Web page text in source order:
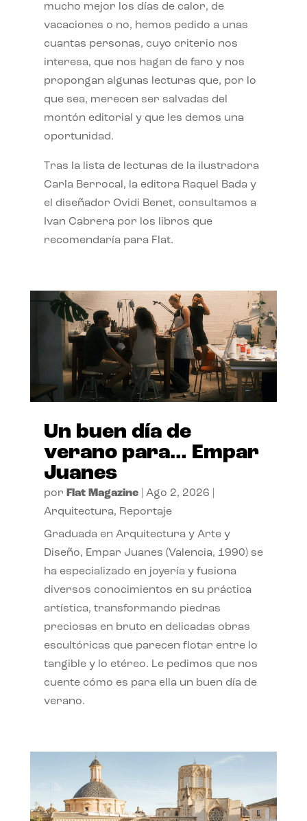
mucho mejor los días de calor, de
vacaciones o no, hemos pedido a unas
cuantas personas, cuyo criterio nos
interesa, que nos hagan de faro y nos
propongan algunas lecturas que, por lo
que sea, merecen ser salvadas del
montón editorial y que les demos una
oportunidad.
Tras la lista de lecturas de la ilustradora
Carla Berrocal, la editora Raquel Bada y
el diseñador Ovidi Benet, consultamos a
Ivan Cabrera por los libros que
recomendaría para Flat.
Un buen día de
verano para… Empar
Juanes
por Flat Magazine| Ago 2, 2026
Arquitectura, Reportaje
Graduada en Arquitectura y Arte y
Diseño, Empar Juanes (Valencia, 1990) se
ha especializado en joyería y fusiona
diversos conocimientos en su práctica
artística, transformando piedras
preciosas en bruto en delicadas obras
escultóricas que parecen flotar entre lo
tangible y lo etéreo. Le pedimos que nos
cuente cómo es para ella un buen día de
verano.